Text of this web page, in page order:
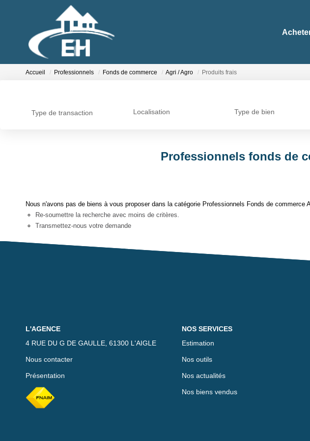
Accueil Professionnels Fonds de commerce Agri / Agro Produits frais
Type de transaction Localisation Type de bien
Professionnels fonds de
Nous n'avons pas de biens à vous proposer dans la catégorie Professionnels Fonds de
Re-soumettre la recherche avec moins de critères.
Transmettez-nous votre demande
L'AGENCE
4 RUE DU G DE GAULLE, 61300 L'AIGLE
Nous contacter
Présentation
NOS SERVICES
Estimation
Nos outils
Nos actualités
Nos biens vendus